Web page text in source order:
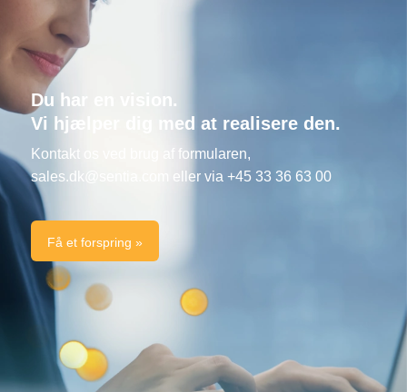
Du har en vision.
Vi hjælper dig med at realisere den.
Kontakt os ved brug af formularen,
sales.dk@sentia.com
eller via +45 33 36 63 00
Få et forspring »